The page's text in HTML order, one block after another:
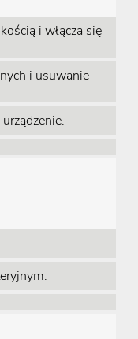
i włącza się
i usuwanie